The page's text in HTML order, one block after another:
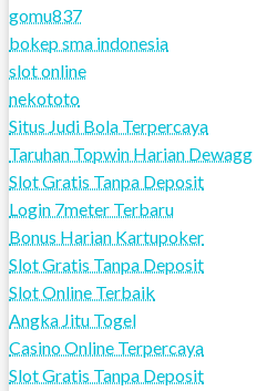
gomu837
bokep sma indonesia
slot online
nekototo
Situs Judi Bola Terpercaya
Taruhan Topwin Harian Dewagg
Slot Gratis Tanpa Deposit
Login 7meter Terbaru
Bonus Harian Kartupoker
Slot Gratis Tanpa Deposit
Slot Online Terbaik
Angka Jitu Togel
Casino Online Terpercaya
Slot Gratis Tanpa Deposit